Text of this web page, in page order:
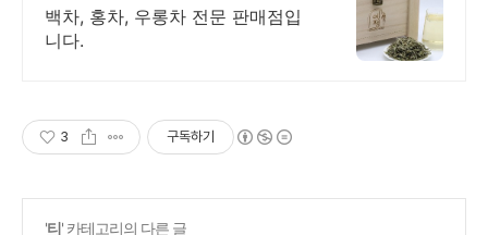
백차, 홍차, 우롱차 전문 판매점입
니다.
3 구독하기
'티' 카테고리의 다른 글